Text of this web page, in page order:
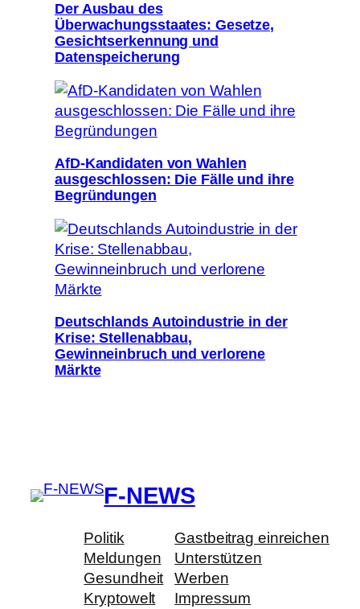
Der Ausbau des
Überwachungsstaates: Gesetze,
Gesichtserkennung und
Datenspeicherung
AfD-Kandidaten von Wahlen
ausgeschlossen: Die Fälle und ihre
Begründungen
Deutschlands Autoindustrie in der
Krise: Stellenabbau,
Gewinneinbruch und verlorene
Märkte
F-NEWS
Politik
Meldungen
Gesundheit
Kryptowelt
Gastbeitrag einreichen
Unterstützen
Werben
Impressum